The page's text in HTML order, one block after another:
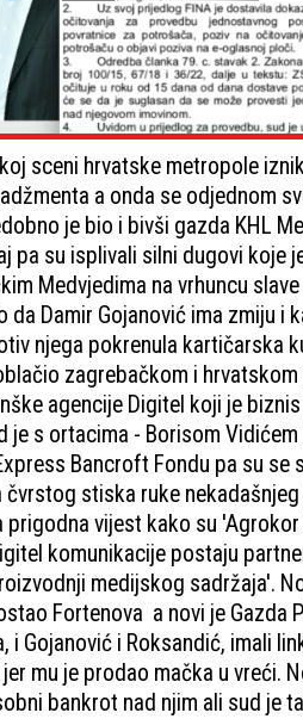
sceni hrvatske metropole
a onda se odjednom
je bio i bivši gazda KHL
pa su isplivali silni dugovi koje
Medvjedima na vrhuncu
da Damir Gojanović ima zmiju
njega pokrenula kartičarska
zagrebačkom i
agencije Digitel koji je
je s ortacima - Borisom
Bancroft Fondu pa su
stiska ruke
prigodna vijest kako su
komunikacije postaju
medijskog sadržaja'.
Fortenova a novi je Gazda
i Gojanović i Roksandić, imali
mu je prodao mačka u vreći.
bankrot nad njim ali sud je